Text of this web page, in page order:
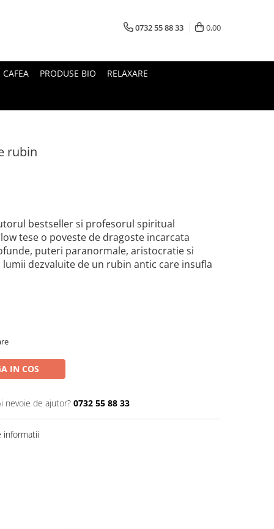
0732 55 88 33 0,00
CAFEA PRODUSE BIO RELAXARE
rubin
bestseller si profesorul spiritual
tese o poveste de dragoste incarcata
puteri paranormale, aristocratie si
dezvaluite de un rubin antic care insufla
IN COS
nevoie de ajutor? 0732 55 88 33
informatii